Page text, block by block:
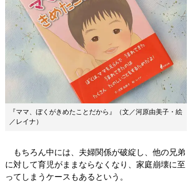
『ママ、ぼくがきめたことだから』（文／河原由美子・絵
／レイナ）
もちろん中には、夫婦関係が破綻し、他の兄弟
に対して育児がままならなくなり、家庭崩壊に至
ってしまうケースもあるという。